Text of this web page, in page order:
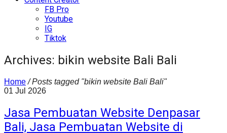
FB Pro
Youtube
IG
Tiktok
Archives: bikin website Bali Bali
Home / Posts tagged "bikin website Bali Bali"
01 Jul 2026
Jasa Pembuatan Website Denpasar
Bali, Jasa Pembuatan Website di